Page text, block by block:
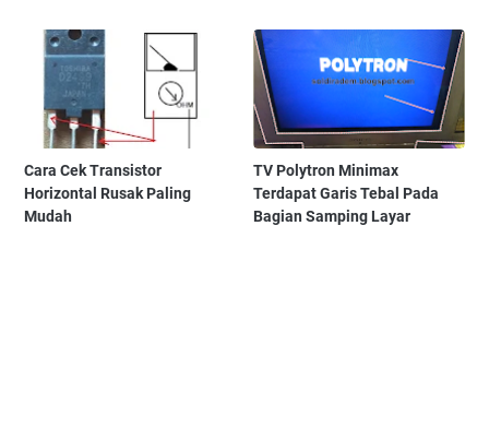
Cara Cek Transistor
Horizontal Rusak Paling
Mudah
TV Polytron Minimax
Terdapat Garis Tebal Pada
Bagian Samping Layar